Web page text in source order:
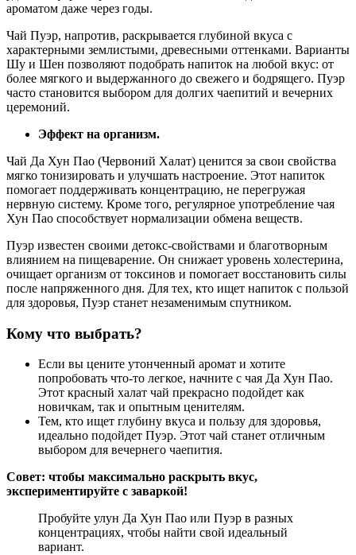
ароматом даже через годы.
Чай Пуэр, напротив, раскрывается глубиной вкуса с
характерными землистыми, древесными оттенками. Варианты
Шу и Шен позволяют подобрать напиток на любой вкус: от
более мягкого и выдержанного до свежего и бодрящего. Пуэр
часто становится выбором для долгих чаепитий и вечерних
церемоний.
Эффект на организм.
Чай Да Хун Пао (Червоний Халат) ценится за свои свойства
мягко тонизировать и улучшать настроение. Этот напиток
помогает поддерживать концентрацию, не перегружая
нервную систему. Кроме того, регулярное употребление чая
Хун Пао способствует нормализации обмена веществ.
Пуэр известен своими детокс-свойствами и благотворным
влиянием на пищеварение. Он снижает уровень холестерина,
очищает организм от токсинов и помогает восстановить силы
после напряженного дня. Для тех, кто ищет напиток с пользой
для здоровья, Пуэр станет незаменимым спутником.
Кому что выбрать?
Если вы цените утонченный аромат и хотите
попробовать что-то легкое, начните с чая Да Хун Пао.
Этот красный халат чай прекрасно подойдет как
новичкам, так и опытным ценителям.
Тем, кто ищет глубину вкуса и пользу для здоровья,
идеально подойдет Пуэр. Этот чай станет отличным
выбором для вечернего чаепития.
Совет: чтобы максимально раскрыть вкус,
экспериментируйте с заваркой!
Пробуйте улун Да Хун Пао или Пуэр в разных
концентрациях, чтобы найти свой идеальный
вариант.